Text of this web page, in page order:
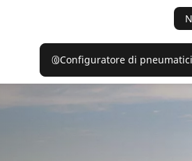
Configuratore di pneumatici